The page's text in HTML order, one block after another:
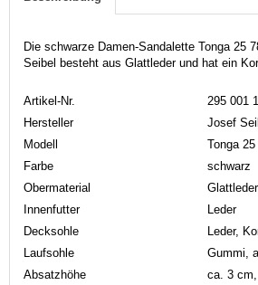
Die schwarze Damen-Sandalette Tonga 25
Seibel besteht aus Glattleder und hat ein
Artikel-Nr.
295 001
Hersteller
Josef
Modell
Tonga
Farbe
schwarz
Obermaterial
Glattleder
Innenfutter
Leder
Decksohle
Leder,
Laufsohle
Gummi,
Absatzhöhe
ca. 3